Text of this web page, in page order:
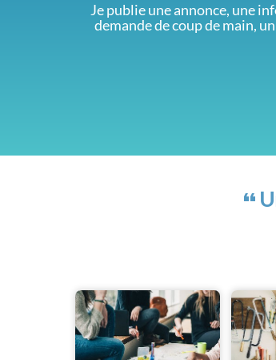
Je publie une annonce, une
demande de coup de main,